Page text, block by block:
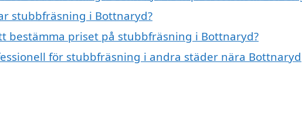
stubbfräsning i Bottnaryd?
bestämma priset på stubbfräsning i Bottnaryd?
för stubbfräsning i andra städer nära Bottnaryd